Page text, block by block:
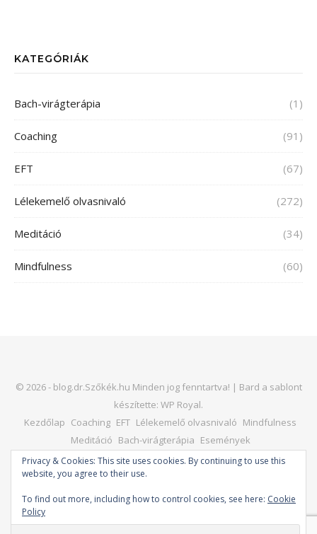
KATEGÓRIÁK
Bach-virágterápia (1)
Coaching (91)
EFT (67)
Lélekemelő olvasnivaló (272)
Meditáció (34)
Mindfulness (60)
© 2026 - blog.dr.Szőkék.hu Minden jog fenntartva! | Bard a sablont
készítette: WP Royal.
Kezdőlap Coaching EFT Lélekemelő olvasnivaló Mindfulness
Meditáció Bach-virágterápia Események
Kapcsolat – dr. Horváth Judit Honlap
VISSZA A TETEJÉRE
Privacy & Cookies: This site uses cookies. By continuing to use this
website, you agree to their use.
To find out more, including how to control cookies, see here: Cookie
Policy